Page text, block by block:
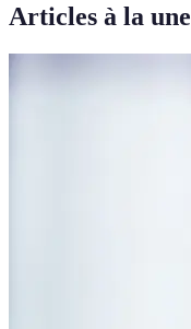
Articles à la une